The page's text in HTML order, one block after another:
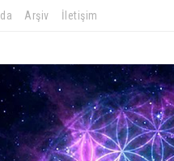
Arşiv İletişim